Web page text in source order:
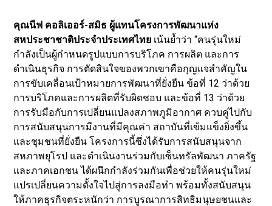
คุณนีฟ คอลิเออร์-สมิธ ผู้แทนโครงการพัฒนาแห่ง
สหประชาชาติประจำประเทศไทย เน้นย้ำว่า “คนรุ่นใหม่
กำลังเป็นผู้กำหนดรูปแบบการบริโภค การผลิต และการ
ดำเนินธุรกิจ การตัดสินใจของพวกเขาคือกุญแจสำคัญใน
การขับเคลื่อนเป้าหมายการพัฒนาที่ยั่งยืน ข้อที่ 12 ว่าด้วย
การบริโภคและการผลิตที่รับผิดชอบ และข้อที่ 13 ว่าด้วย
การรับมือกับการเปลี่ยนแปลงสภาพภูมิอากาศ ควบคู่ไปกับ
การสนับสนุนการมีงานที่มีคุณค่า สถาบันที่เข้มแข็งยิ่งขึ้น
และชุมชนที่ยั่งยืน โครงการนี้ซึ่งได้รับการสนับสนุนจาก
สหภาพยุโรป และดำเนินงานร่วมกับเซ็นทรัลพัฒนา ภาครัฐ
และภาคเอกชน ได้ผนึกกำลังร่วมกันเพื่อช่วยให้คนรุ่นใหม่
แปรเปลี่ยนความตั้งใจไปสู่การลงมือทำ พร้อมทั้งสนับสนุน
ให้ภาคธุรกิจตระหนักว่า การบูรณาการสิทธิมนุษยชนและ